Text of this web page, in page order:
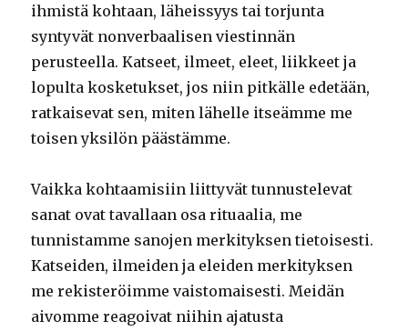
ihmistä kohtaan, läheissyys tai torjunta
syntyvät nonverbaalisen viestinnän
perusteella. Katseet, ilmeet, eleet, liikkeet ja
lopulta kosketukset, jos niin pitkälle edetään,
ratkaisevat sen, miten lähelle itseämme me
toisen yksilön päästämme.
Vaikka kohtaamisiin liittyvät tunnustelevat
sanat ovat tavallaan osa rituaalia, me
tunnistamme sanojen merkityksen tietoisesti.
Katseiden, ilmeiden ja eleiden merkityksen
me rekisteröimme vaistomaisesti. Meidän
aivomme reagoivat niihin ajatusta